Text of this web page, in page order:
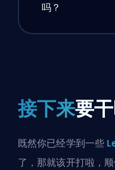
吗？
接下来要
既然你已经学到一些
了，那就该开打啦，